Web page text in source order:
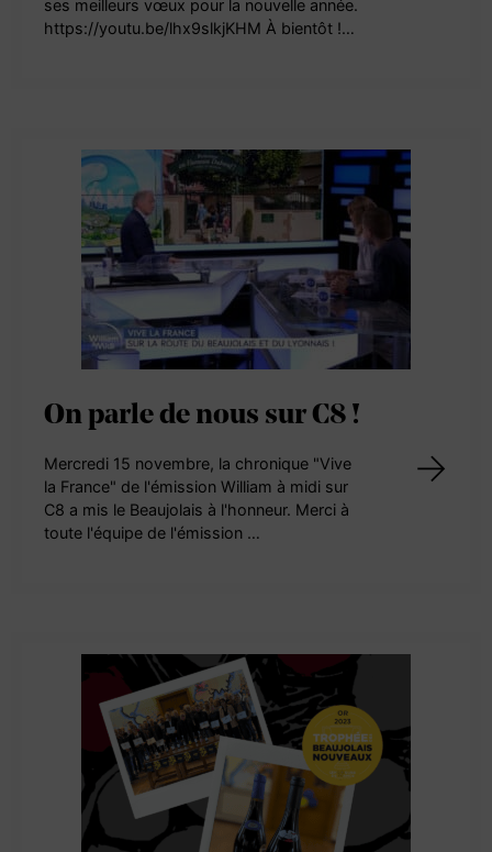
ses meilleurs vœux pour la nouvelle année.
https://youtu.be/lhx9slkjKHM À bientôt !…
On parle de nous sur C8 !
Mercredi 15 novembre, la chronique "Vive
la France" de l'émission William à midi sur
C8 a mis le Beaujolais à l'honneur. Merci à
toute l'équipe de l'émission …